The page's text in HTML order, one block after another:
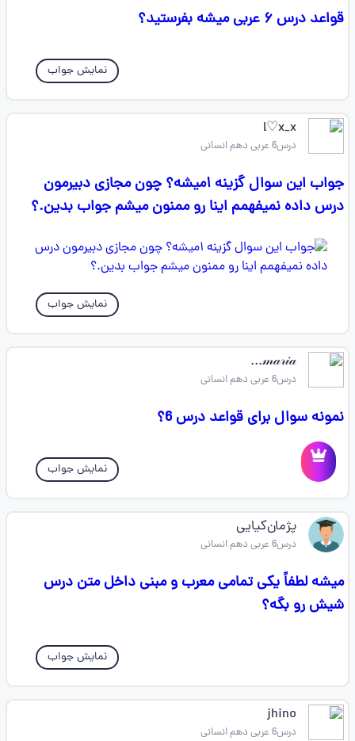
قواعد درس ۶ عربی میشه بفرستید؟
نمایش جواب
l♡x_x
درس6 عربی دهم انسانی
جواب این سوال گزینه ۱میشه؟ چون مجازی دبیرمون
درس داده نمیفهمم اینا رو ممنون میشم جواب بدین.؟
نمایش جواب
𝓂𝒶𝓇𝒾𝒶...
درس6 عربی دهم انسانی
نمونه سوال برای قواعد درس 6؟
نمایش جواب
پژمان‌کیایی
درس6 عربی دهم انسانی
میشه لطفاً یکی تمامی معرب و مبنی داخل متن درس
شیش رو بگه؟
نمایش جواب
jhino
درس6 عربی دهم انسانی